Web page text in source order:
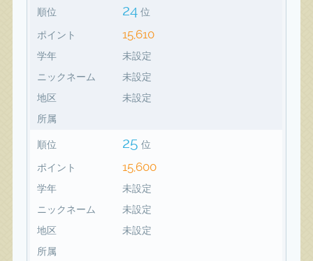
順位 24 位
ポイント 15,610
学年
未設定
ニックネーム
未設定
地区
未設定
所属
順位 25 位
ポイント 15,600
学年
未設定
ニックネーム
未設定
地区
未設定
所属